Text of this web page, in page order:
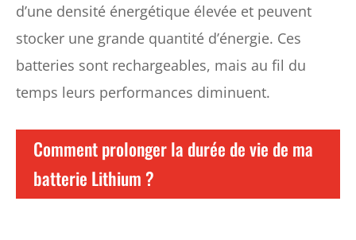
d’une densité énergétique élevée et peuvent
stocker une grande quantité d’énergie. Ces
batteries sont rechargeables, mais au fil du
temps leurs performances diminuent.
Comment prolonger la durée de vie de ma
batterie Lithium ?